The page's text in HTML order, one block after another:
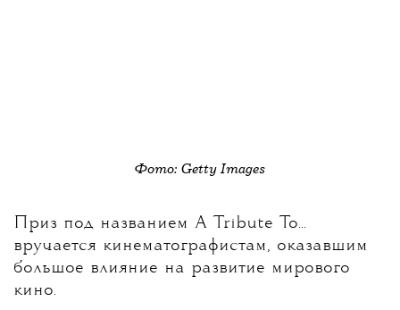
Фото: Getty Images
Приз под названием A Tribute To...
вручается кинематографистам, оказавшим
большое влияние на развитие мирового
кино.